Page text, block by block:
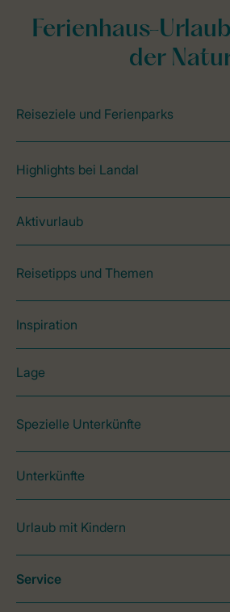
Ferienhaus-
der
Reiseziele und Ferienparks
Highlights bei Landal
Aktivurlaub
Reisetipps und Themen
Inspiration
Lage
Spezielle Unterkünfte
Unterkünfte
Urlaub mit Kindern
Service